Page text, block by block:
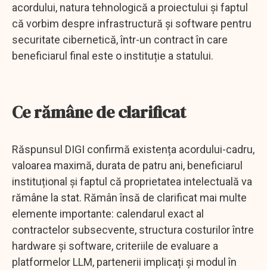
acordului, natura tehnologică a proiectului și faptul
că vorbim despre infrastructură și software pentru
securitate cibernetică, într-un contract în care
beneficiarul final este o instituție a statului.
Ce rămâne de clarificat
Răspunsul DIGI confirmă existența acordului-cadru,
valoarea maximă, durata de patru ani, beneficiarul
instituțional și faptul că proprietatea intelectuală va
rămâne la stat. Rămân însă de clarificat mai multe
elemente importante: calendarul exact al
contractelor subsecvente, structura costurilor între
hardware și software, criteriile de evaluare a
platformelor LLM, partenerii implicați și modul în